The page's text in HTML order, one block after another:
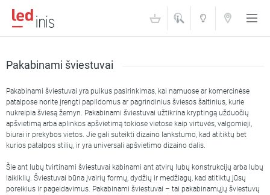
ŠVIESOS KONTAKTAI
Filtravimas
Šviesos stiprumas
1
Atsparumo klasė (IP)
Pakabinami šviestuvai
Pakabinami šviestuvai yra puikus pasirinkimas, kai namuose ar komercinėse
patalpose norite įrengti papildomus ar pagrindinius šviesos šaltinius, kurie
nukreipia šviesą žemyn. Pakabinami šviestuvai užtikrina kryptingą užduočių
apšvietimą arba aplinkos apšvietimą tokiose vietose kaip virtuvės, valgomieji,
biurai ir prekybos vietos. Jie gali suteikti dizaino lankstumo, kad atitiktų bet
kurios patalpos stilių, ir yra universali apšvietimo dizaino dalis.
Šie ant lubų tvirtinami šviestuvai kabinami ant atvirų lubų konstrukcijų arba lubų
laikiklių. Šviestuvai būna įvairių formų, dydžių ir medžiagų, kad atitiktų jūsų
poreikius ir pageidavimus. Pakabinami šviestuvai – tai pakabinamųjų šviestuvų